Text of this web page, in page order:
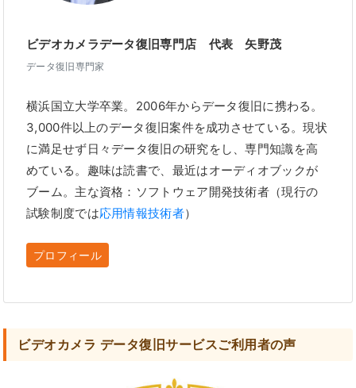
ビデオカメラデータ復旧専門店 代表 矢野茂
データ復旧専門家
横浜国立大学卒業。2006年からデータ復旧に携わる。
3,000件以上のデータ復旧案件を成功させている。現状
に満足せず日々データ復旧の研究をし、専門知識を高
めている。趣味は読書で、最近はオーディオブックが
ブーム。主な資格：ソフトウェア開発技術者（現行の
試験制度では応用情報技術者）
プロフィール
ビデオカメラ データ復旧サービスご利用者の声